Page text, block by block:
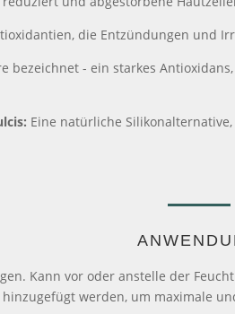
die Entzündungen und
bezeichnet - ein starkes
Eine natürliche
Kann vor oder anstelle der
werden, um maximale